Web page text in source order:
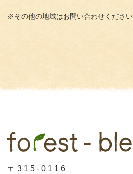
※その他の地域はお問い合わせください
〒315-0116